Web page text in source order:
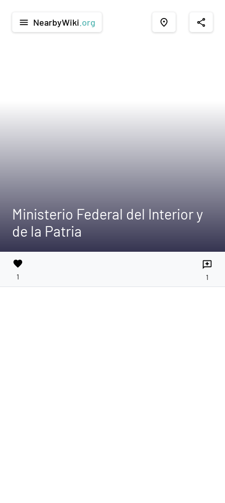
menu NearbyWiki .org place share
Ministerio Federal del Interior y
de la Patria
favorite
1
reviews
1